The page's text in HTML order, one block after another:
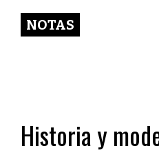
NOTAS
Historia y